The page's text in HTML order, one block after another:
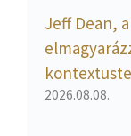
Jeff Dean,
2026.08.08.